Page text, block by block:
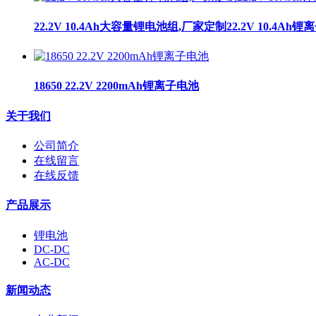
22.2V 10.4Ah大容量锂电池组,厂家定制22.2V 10.4Ah锂
18650 22.2V 2200mAh锂离子电池
关于我们
公司简介
在线留言
在线反馈
产品展示
锂电池
DC-DC
AC-DC
新闻动态